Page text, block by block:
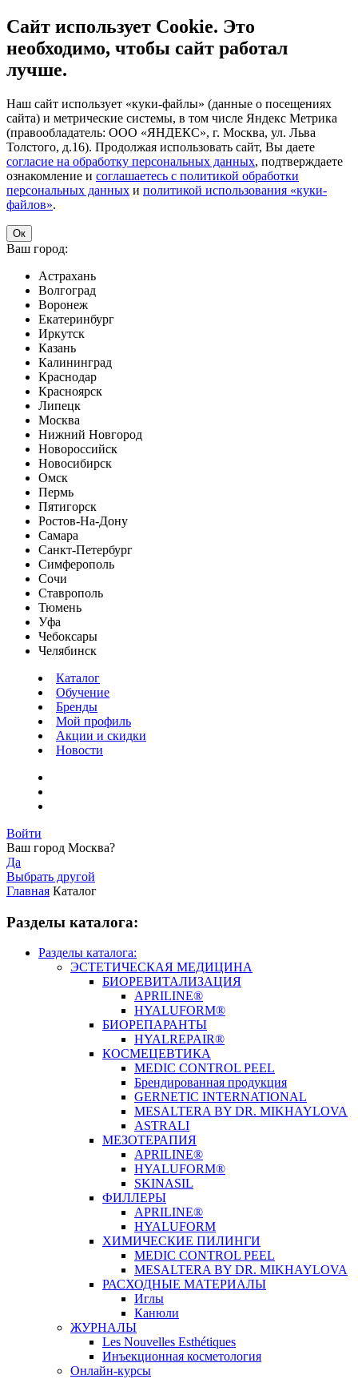
Сайт использует Cookie. Это
необходимо, чтобы сайт работал
лучше.
Наш сайт использует «куки-файлы» (данные о посещениях
сайта) и метрические системы, в том числе Яндекс Метрика
(правообладатель: ООО «ЯНДЕКС», г. Москва, ул. Льва
Толстого, д.16). Продолжая использовать сайт, Вы даете
согласие на обработку персональных данных, подтверждаете
ознакомление и соглашаетесь с политикой обработки
персональных данных и политикой использования «куки-
файлов».
Ок
Ваш город:
Астрахань
Волгоград
Воронеж
Екатеринбург
Иркутск
Казань
Калининград
Краснодар
Красноярск
Липецк
Москва
Нижний Новгород
Новороссийск
Новосибирск
Омск
Пермь
Пятигорск
Ростов-На-Дону
Самара
Санкт-Петербург
Симферополь
Сочи
Ставрополь
Тюмень
Уфа
Чебоксары
Челябинск
Каталог
Обучение
Бренды
Мой профиль
Акции и скидки
Новости
Войти
Ваш город Москва?
Да
Выбрать другой
Главная Каталог
Разделы каталога:
Разделы каталога:
ЭСТЕТИЧЕСКАЯ МЕДИЦИНА
БИОРЕВИТАЛИЗАЦИЯ
APRILINE®
HYALUFORM®
БИОРЕПАРАНТЫ
HYALREPAIR®
КОСМЕЦЕВТИКА
MEDIC CONTROL PEEL
Брендированная продукция
GERNETIC INTERNATIONAL
MESALTERA BY DR. MIKHAYLOVA
ASTRALI
МЕЗОТЕРАПИЯ
APRILINE®
HYALUFORM®
SKINASIL
ФИЛЛЕРЫ
APRILINE®
HYALUFORM
ХИМИЧЕСКИЕ ПИЛИНГИ
MEDIC CONTROL PEEL
MESALTERA BY DR. MIKHAYLOVA
РАСХОДНЫЕ МАТЕРИАЛЫ
Иглы
Канюли
ЖУРНАЛЫ
Les Nouvelles Esthétiques
Инъекционная косметология
Онлайн-курсы